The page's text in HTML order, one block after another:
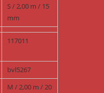
S / 2,00 m / 15
mm
117011
bvl5267
M / 2,00 m / 20